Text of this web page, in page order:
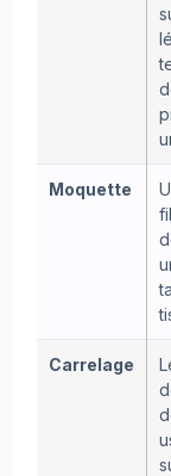
Moquette
Carrelage